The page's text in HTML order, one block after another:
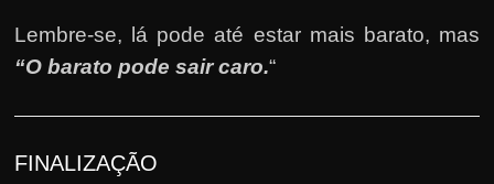
Lembre-se, lá pode até estar mais barato, mas
“O barato pode sair caro.“
FINALIZAÇÃO